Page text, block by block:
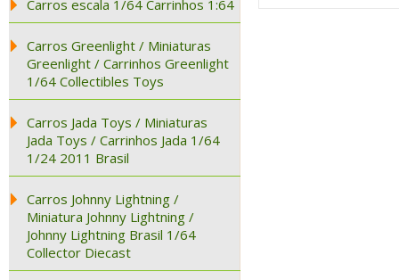
Carros escala 1/64 Carrinhos 1:64
Carros Greenlight / Miniaturas
Greenlight / Carrinhos Greenlight
1/64 Collectibles Toys
Carros Jada Toys / Miniaturas
Jada Toys / Carrinhos Jada 1/64
1/24 2011 Brasil
Carros Johnny Lightning /
Miniatura Johnny Lightning /
Johnny Lightning Brasil 1/64
Collector Diecast